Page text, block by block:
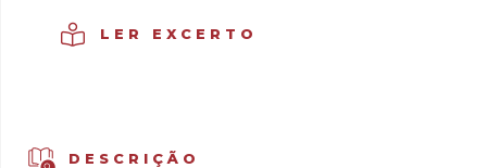
LER EXCERTO
DESCRIÇÃO